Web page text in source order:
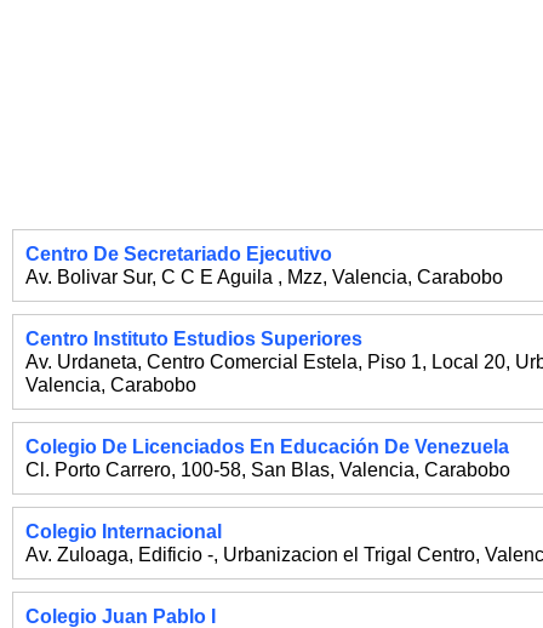
Centro De Secretariado Ejecutivo
Av. Bolivar Sur, C C E Aguila , Mzz, Valencia, Carabobo
Centro Instituto Estudios Superiores
Av. Urdaneta, Centro Comercial Estela, Piso 1, Local 20,
Valencia, Carabobo
Colegio De Licenciados En Educación De Venezuela
Cl. Porto Carrero, 100-58, San Blas, Valencia, Carabobo
Colegio Internacional
Av. Zuloaga, Edificio -, Urbanizacion el Trigal Centro,
Colegio Juan Pablo I